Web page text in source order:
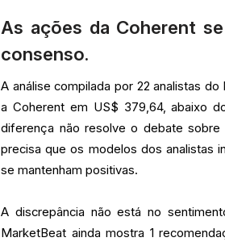
As ações da Coherent
consenso.
A análise compilada por 22 analistas
a Coherent em US$ 379,64, abaixo
diferença não resolve o debate sobre
precisa que os modelos dos analistas
se mantenham positivas.
A discrepância não está no
MarketBeat ainda mostra 1